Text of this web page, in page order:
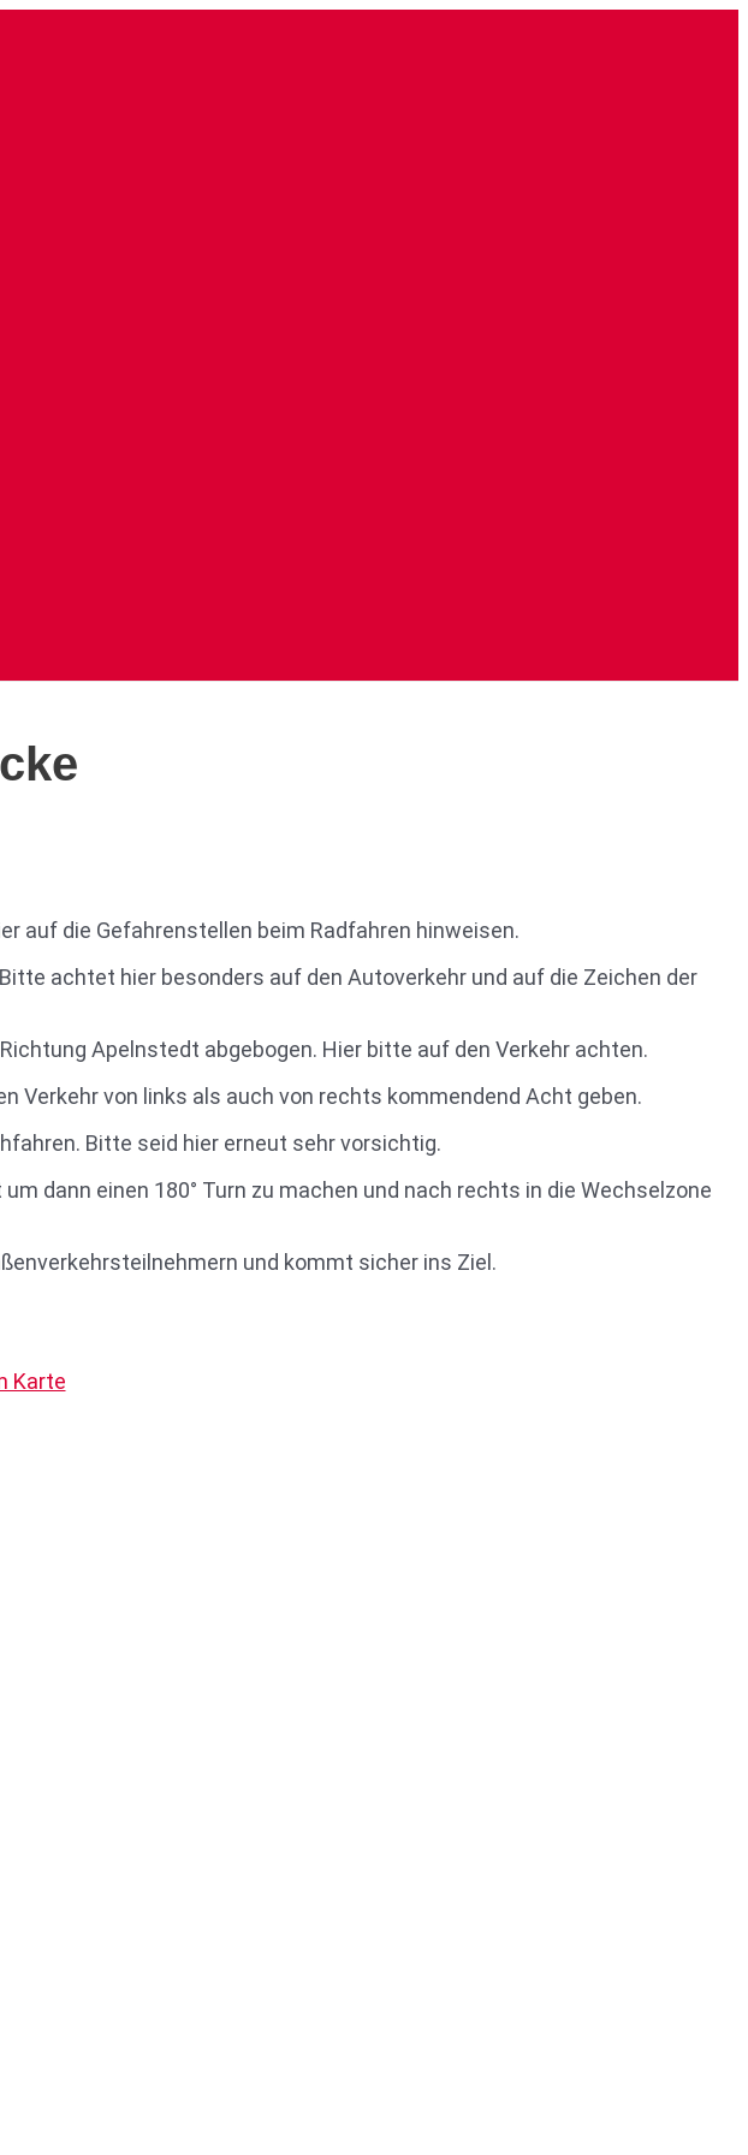
auf die Gefahrenstellen beim Radfahren hinweisen.
achtet hier besonders auf den Autoverkehr und auf die Zeichen der
Apelnstedt abgebogen. Hier bitte auf den Verkehr achten.
Verkehr von links als auch von rechts kommendend Acht geben.
Bitte seid hier erneut sehr vorsichtig.
dann einen 180° Turn zu machen und nach rechts in die Wechselzone
und kommt sicher ins Ziel.
Karte